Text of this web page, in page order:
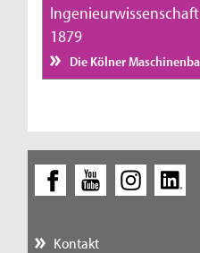
1879
Die Kölner
Kontakt